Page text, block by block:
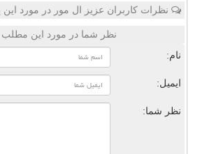
نظرات کاربران عزیز ال مور در مورد
نظر شما در مورد این مطلب
نام:
ایمیل:
نظر شما: